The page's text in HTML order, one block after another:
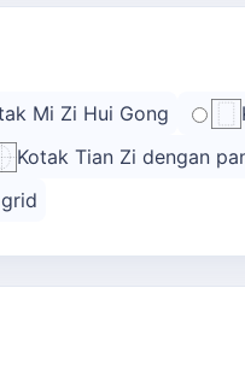
Mi Zi Hui Gong
Kotak Tian Zi dengan